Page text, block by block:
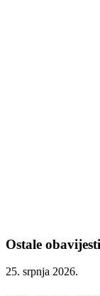
Ostale obavijesti
25. srpnja 2026.